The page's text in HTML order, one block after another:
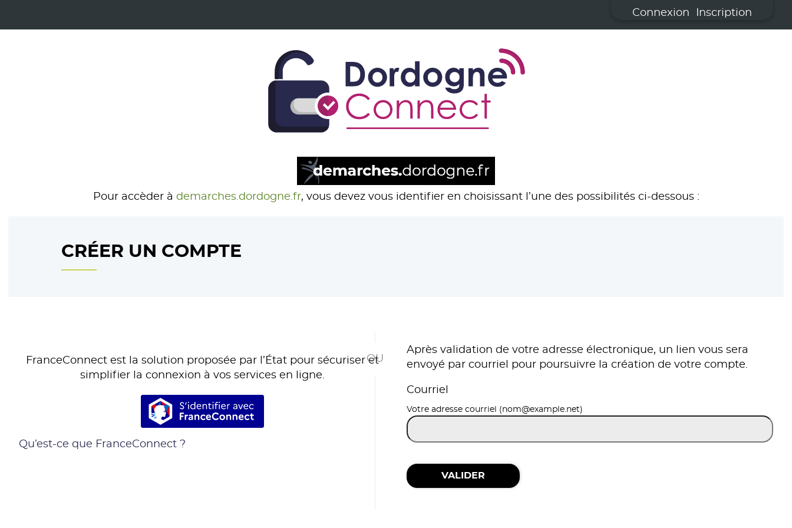
Connexion Inscription
Pour accèder à demarches.dordogne.fr, vous devez vous identifier en choisissant l’une des possibilités ci-dessous :
CRÉER UN COMPTE
FranceConnect est la solution proposée par l’État pour sécuriser et
simplifier la connexion à vos services en ligne.
S’identifier avec FranceConnect
Qu’est-ce que FranceConnect ?
Après validation de votre adresse électronique, un lien vous sera
envoyé par courriel pour poursuivre la création de votre compte.
Courriel
Votre adresse courriel (nom@example.net)
VALIDER